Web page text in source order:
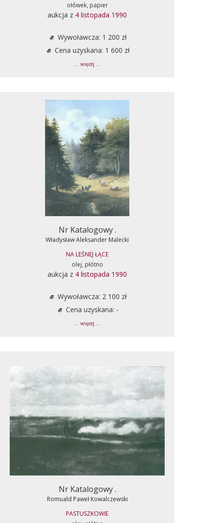
ołówek, papier
aukcja z 4 listopada 1990
Wywoławcza: 1 200 zł
Cena uzyskana: 1 600 zł
... więcej ...
Nr Katalogowy .
Władysław Aleksander Malecki
NA LEŚNEJ ŁĄCE
olej, płótno
aukcja z 4 listopada 1990
Wywoławcza: 2 100 zł
Cena uzyskana: -
... więcej ...
Nr Katalogowy .
Romuald Paweł Kowalczewski
PASTUSZKOWIE